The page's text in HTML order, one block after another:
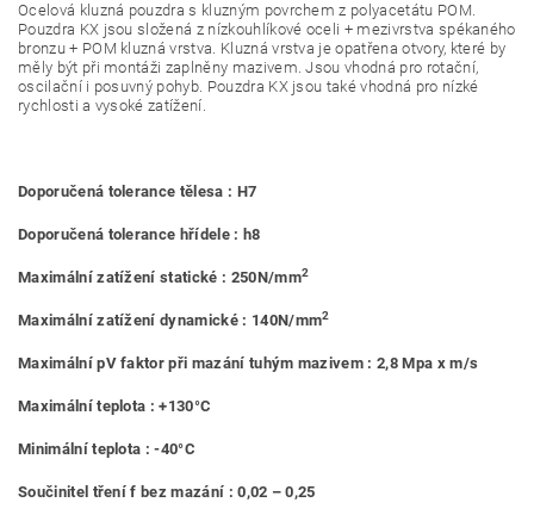
Ocelová kluzná pouzdra s kluzným povrchem z polyacetátu POM.
Pouzdra KX jsou složená z nízkouhlíkové oceli + mezivrstva spékaného
bronzu + POM kluzná vrstva. Kluzná vrstva je opatřena otvory, které by
měly být při montáži zaplněny mazivem. Jsou vhodná pro rotační,
oscilační i posuvný pohyb. Pouzdra KX jsou také vhodná pro nízké
rychlosti a vysoké zatížení.
Doporučená tolerance tělesa : H7
Doporučená tolerance hřídele : h8
Maximální zatížení statické : 250N/mm2
Maximální zatížení dynamické : 140N/mm2
Maximální pV faktor při mazání tuhým mazivem : 2,8 Mpa x m/s
Maximální teplota : +130°C
Minimální teplota : -40°C
Součinitel tření f bez mazání : 0,02 – 0,25